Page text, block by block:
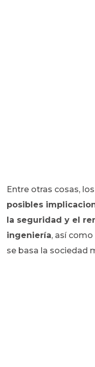
Entre otras cosas,
posibles
la seguridad y el
ingeniería, así
se basa la sociedad